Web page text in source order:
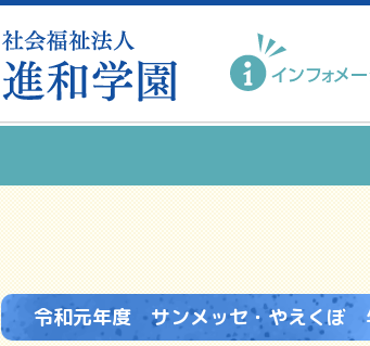
令和元年度 サンメッセ・やえくぼ